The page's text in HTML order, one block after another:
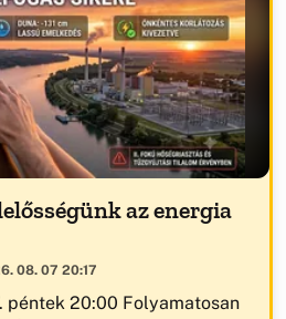
az energia
08. 07 20:17
péntek 20:00 Folyamatosan